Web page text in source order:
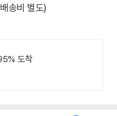
송비 별도)
도착